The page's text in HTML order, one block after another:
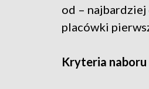
od –
placówki
Kryteria naboru